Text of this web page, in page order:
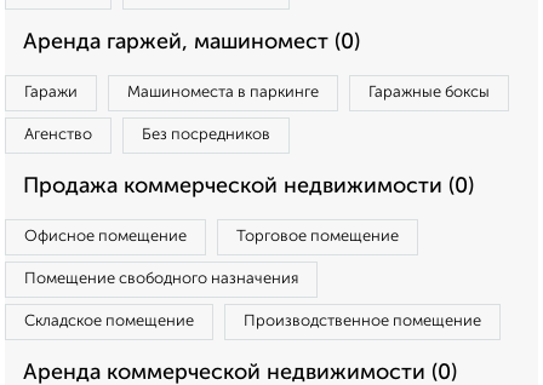
Аренда гаржей, машиномест (0)
Гаражи Машиноместа в паркинге Гаражные боксы
Агенство Без посредников
Продажа коммерческой недвижимости (0)
Офисное помещение Торговое помещение
Помещение свободного назначения
Складское помещение Производственное помещение
Аренда коммерческой недвижимости (0)